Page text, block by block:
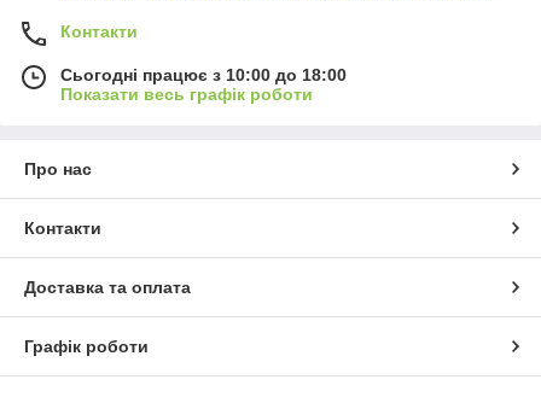
Контакти
Сьогодні працює з 10:00 до 18:00
Показати весь графік роботи
Про нас
Контакти
Доставка та оплата
Графік роботи